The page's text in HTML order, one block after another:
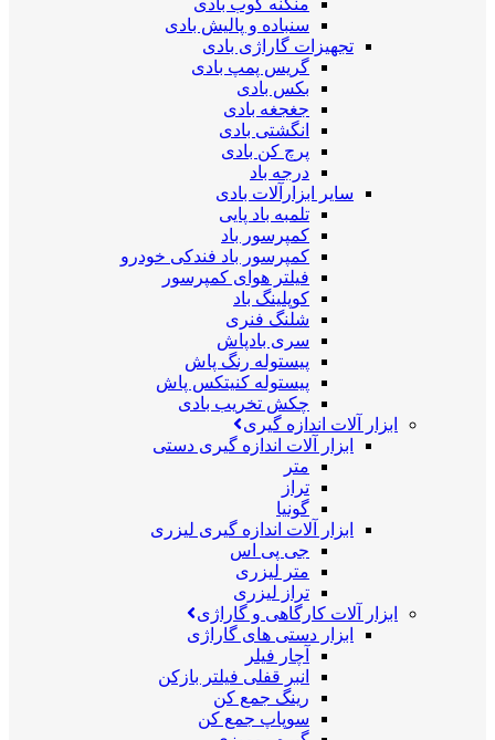
منگنه کوب بادی
سنباده و پالیش بادی
تجهیزات گاراژی بادی
گریس پمپ بادی
بکس بادی
جغجغه بادی
انگشتی بادی
پرچ کن بادی
درجه باد
سایر ابزارآلات بادی
تلمبه باد پایی
کمپرسور باد
کمپرسور باد فندکی خودرو
فیلتر هوای کمپرسور
کوپلینگ باد
شلنگ فنری
سری بادپاش
پیستوله رنگ پاش
پیستوله کنیتکس پاش
چکش تخریب بادی
ابزار آلات اندازه گیری
ابزار آلات اندازه گیری دستی
متر
تراز
گونیا
ابزار آلات اندازه گیری لیزری
جی پی اس
متر لیزری
تراز لیزری
ابزار آلات کارگاهی و گاراژی
ابزار دستی های گاراژی
آچار فیلر
انبر قفلی فیلتر بازکن
رینگ جمع کن
سوپاپ جمع کن